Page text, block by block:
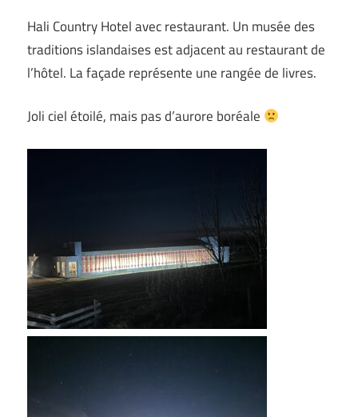
Hali Country Hotel avec restaurant. Un musée des
traditions islandaises est adjacent au restaurant de
l’hôtel. La façade représente une rangée de livres.
Joli ciel étoilé, mais pas d’aurore boréale